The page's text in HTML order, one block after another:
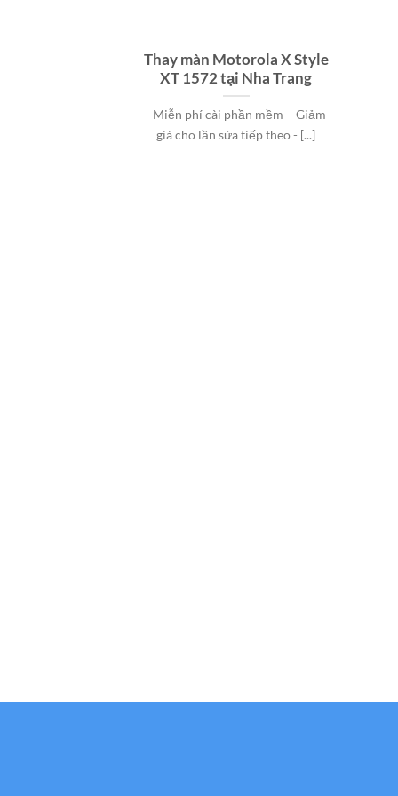
Thay màn Motorola X Style
XT 1572 tại Nha Trang
- Miễn phí cài phần mềm - Giảm
giá cho lần sửa tiếp theo - [...]